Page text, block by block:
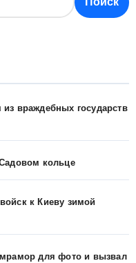
Поиск
враждебных государств
кольце
к Киеву зимой
мрамор для фото и вызвал